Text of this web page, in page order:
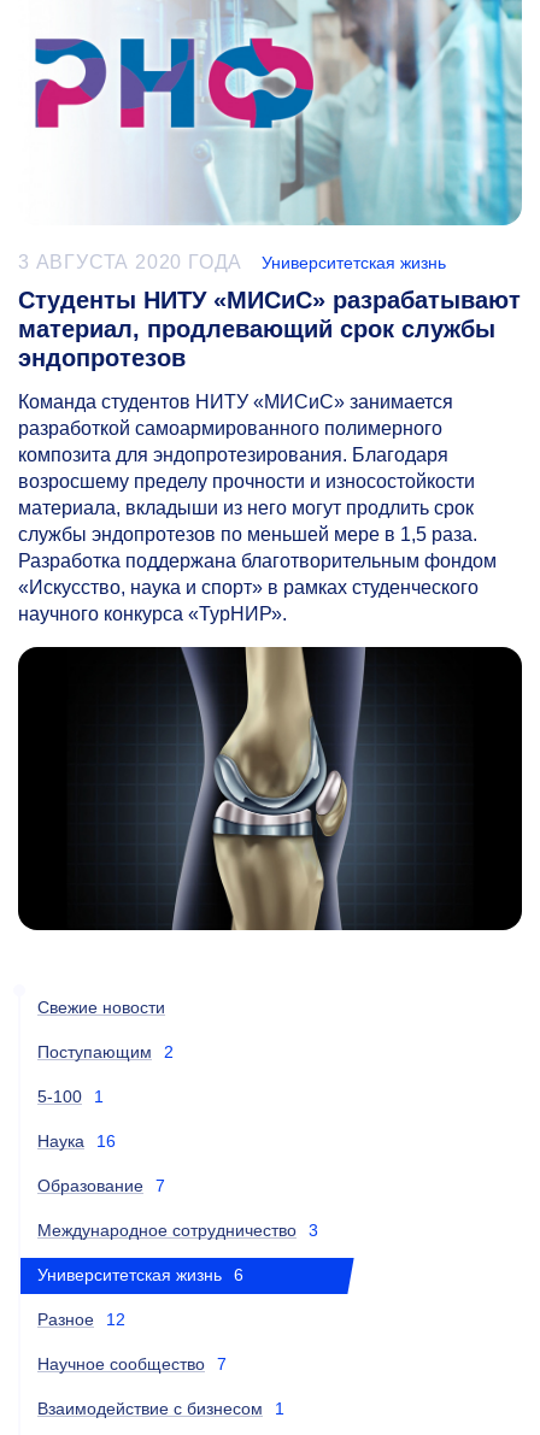
3 АВГУСТА 2020 ГОДА Университетская жизнь
Студенты НИТУ «МИСиС» разрабатывают
материал, продлевающий срок службы
эндопротезов
Команда студентов НИТУ «МИСиС» занимается
разработкой самоармированного полимерного
композита для эндопротезирования. Благодаря
возросшему пределу прочности и износостойкости
материала, вкладыши из него могут продлить срок
службы эндопротезов по меньшей мере в 1,5 раза.
Разработка поддержана благотворительным фондом
«Искусство, наука и спорт» в рамках студенческого
научного конкурса «ТурНИР».
Свежие новости
Поступающим 2
5-100 1
Наука 16
Образование 7
Международное сотрудничество 3
Университетская жизнь 6
Разное 12
Научное сообщество 7
Взаимодействие с бизнесом 1